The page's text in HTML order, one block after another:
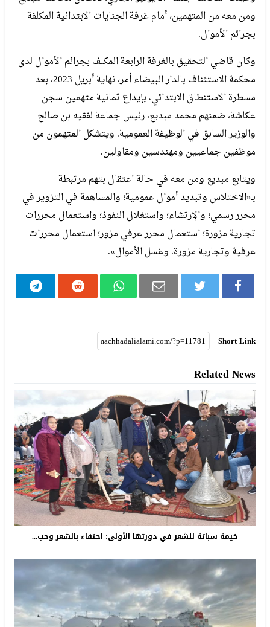
ومن معه من المتهمين، أمام غرفة الجنايات الابتدائية المكلفة
بجرائم الأموال.
وكان قاضي التحقيق بالغرفة الرابعة المكلف بجرائم الأموال لدى
محكمة الاستئناف بالدار البيضاء أمر، نهاية أبريل 2023، بعد
مسطرة الاستنطاق الابتدائي، بإيداع ثمانية متهمين سجن
عكاشة، ضمنهم محمد مبديع، رئيس جماعة لفقيه بن صالح
والوزير السابق في الوظيفة العمومية. ويتشكل المتهمون من
موظفين جماعيين ومهندسين ومقاولين.
ويتابع مبديع ومن معه في حالة اعتقال بتهم مرتبطة
بـ«الاختلاس وتبديد أموال عمومية؛ والمساهمة في التزوير في
محرر رسمي؛ والإرتشاء؛ واستغلال النفوذ؛ واستعمال محررات
تجارية مزورة؛ استعمال محرر عرفي مزور؛ استعمال محررات
عرفية وتجارية مزورة، وغسل الأموال».
Short Link
Related News
خيمة سباتة للشعر في دورتها الأولى: احتفاء بالشعر وحب...